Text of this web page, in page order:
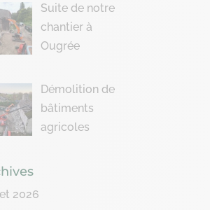
vos Options
Suite de notre
chantier à
Ougrée
Démolition de
bâtiments
agricoles
2026